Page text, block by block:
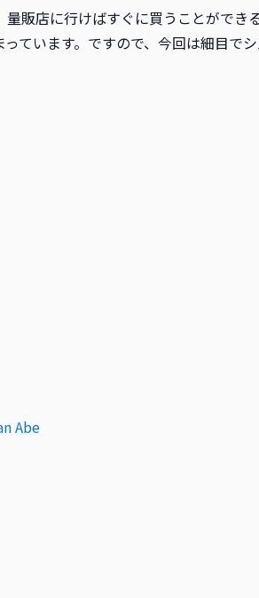
量販店に行けばすぐに買うことができ
っています。ですので、今回は細目で
Abe